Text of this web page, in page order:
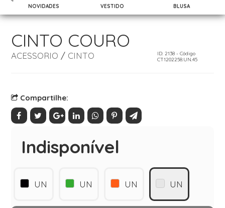
NOVIDADES VESTIDO BLUSA
CINTO COURO
ACESSORIO / CINTO
ID: 2138 - Código
CT1202258.UN.45
Compartilhe:
Indisponível
UN UN UN UN